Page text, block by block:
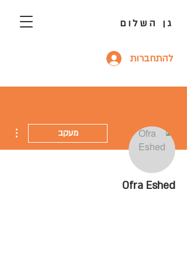
גן השלום
להתחברות
מעקב
Ofra Eshed